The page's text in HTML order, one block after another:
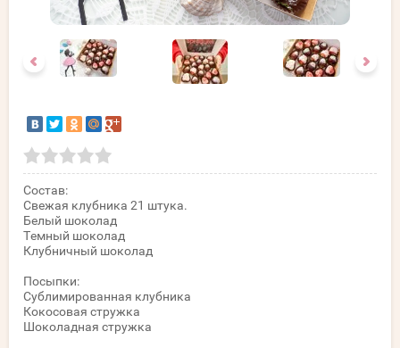
Состав:
Свежая клубника 21 штука.
Белый шоколад
Темный шоколад
Клубничный шоколад
Посыпки:
Сублимированная клубника
Кокосовая стружка
Шоколадная стружка